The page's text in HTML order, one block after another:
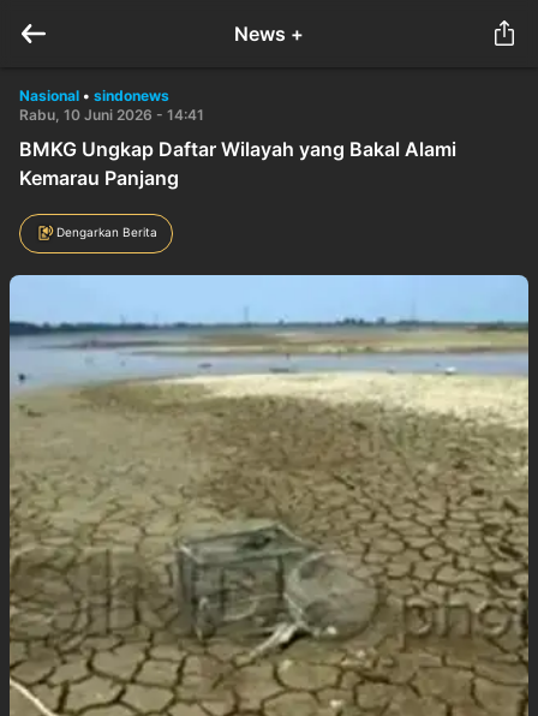
News +
Nasional • sindonews
Rabu, 10 Juni 2026 - 14:41
BMKG Ungkap Daftar Wilayah yang Bakal Alami
Kemarau Panjang
Dengarkan Berita